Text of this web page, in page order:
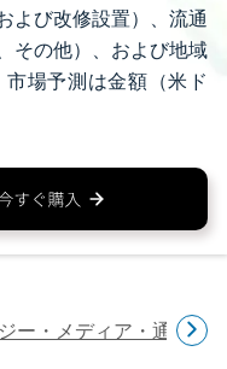
よび改修設置）、流通
その他）、および地域
場予測は金額（米ド
ー・メディア・通信研